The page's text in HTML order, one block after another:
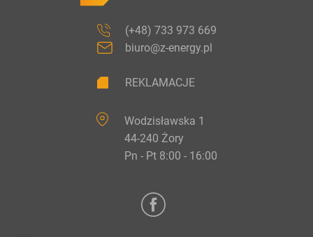
(+48) 733 973 669
biuro@z-energy.pl
REKLAMACJE
Wodzisławska 1
44-240 Żory
Pn - Pt 8:00 - 16:00